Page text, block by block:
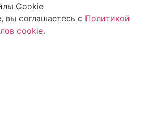
Cookie
вы соглашаетесь c Политикой
cookie.